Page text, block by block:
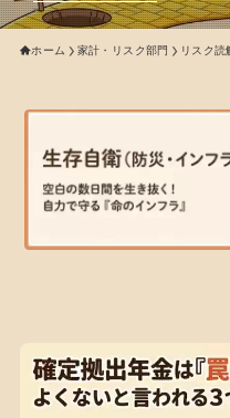
ホーム 家計・リスク部門 リスク読